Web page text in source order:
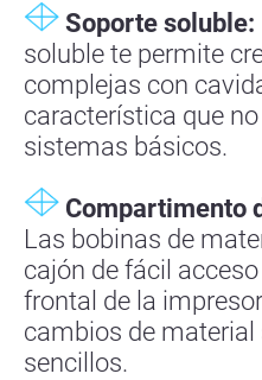
Soporte soluble:
soluble te permite
complejas con
característica que
sistemas básicos.
Compartimento
Las bobinas de
cajón de fácil
frontal de la
cambios de material
sencillos.